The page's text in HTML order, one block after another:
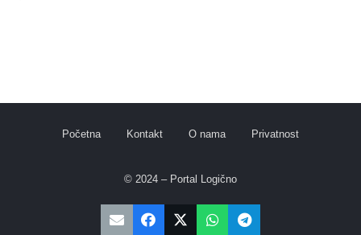
Početna Kontakt O nama Privatnost
© 2024 – Portal Logično